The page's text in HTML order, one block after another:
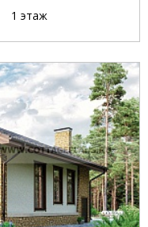
1 этаж